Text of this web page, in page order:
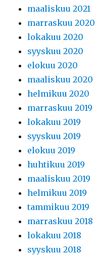
maaliskuu 2021
marraskuu 2020
lokakuu 2020
syyskuu 2020
elokuu 2020
maaliskuu 2020
helmikuu 2020
marraskuu 2019
lokakuu 2019
syyskuu 2019
elokuu 2019
huhtikuu 2019
maaliskuu 2019
helmikuu 2019
tammikuu 2019
marraskuu 2018
lokakuu 2018
syyskuu 2018